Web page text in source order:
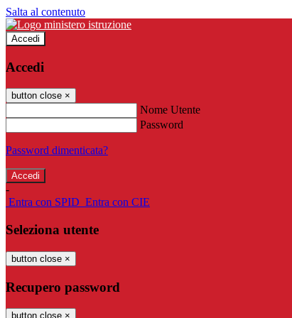
Salta al contenuto
Accedi
Accedi
button close ×
Nome Utente
Password
Password dimenticata?
-
Entra con SPID Entra con CIE
Seleziona utente
button close ×
Recupero password
button close ×